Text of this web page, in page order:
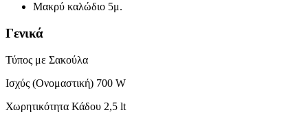
Μακρύ καλώδιο 5μ.
Γενικά
Τύπος με Σακούλα
Ισχύς (Ονομαστική) 700 W
Χωρητικότητα Κάδου 2,5 lt